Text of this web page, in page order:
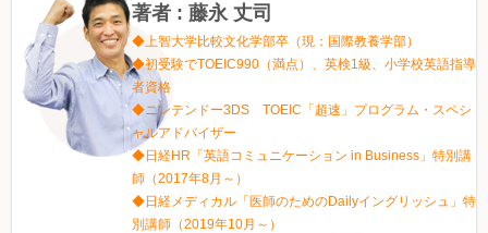
著者 : 藤永 丈司
◆上智大学比較文化学部卒（現：国際教養学部）
◆初受験でTOEIC990（満点）、英検1級、小学校英語指導
者資格
◆ニンテンドー3DS TOEIC「超速」プログラム・スペシ
ャルアドバイザー
◆日経HR「英語コミュニケーション in Business」特別講
師（2017年8月～）
◆日経メディカル「医師のためのDailyイングリッシュ」特
別講師（2019年10月～）